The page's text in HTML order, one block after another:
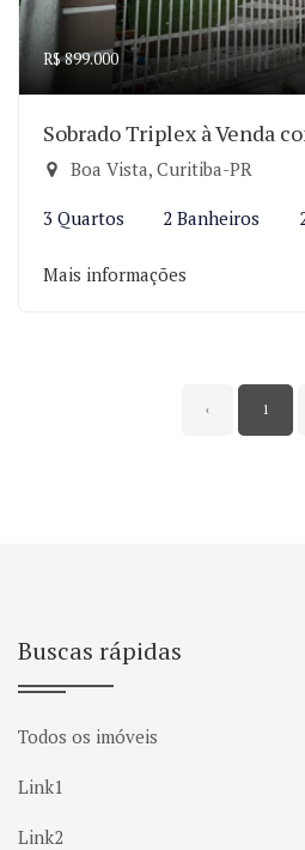
R$ 899.000
Sobrado Triplex à Venda
Boa Vista, Curitiba-PR
3 Quartos 2 Banheiros
Mais informações
‹ 1
Buscas rápidas
Todos os imóveis
Link1
Link2